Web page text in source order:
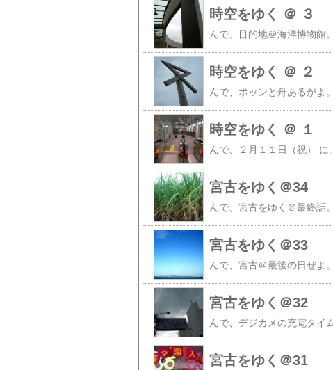
時空をゆく ＠ ３
時空をゆく ＠ ２
時空をゆく ＠ １
宮古をゆく＠34
宮古をゆく＠33
宮古をゆく＠32
宮古をゆく＠31